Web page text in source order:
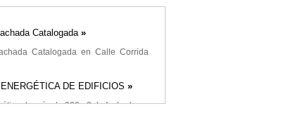
Catalogada»
Catalogada en Calle Corrida
DE EDIFICIOS »
de más de 900m2 de fachadas